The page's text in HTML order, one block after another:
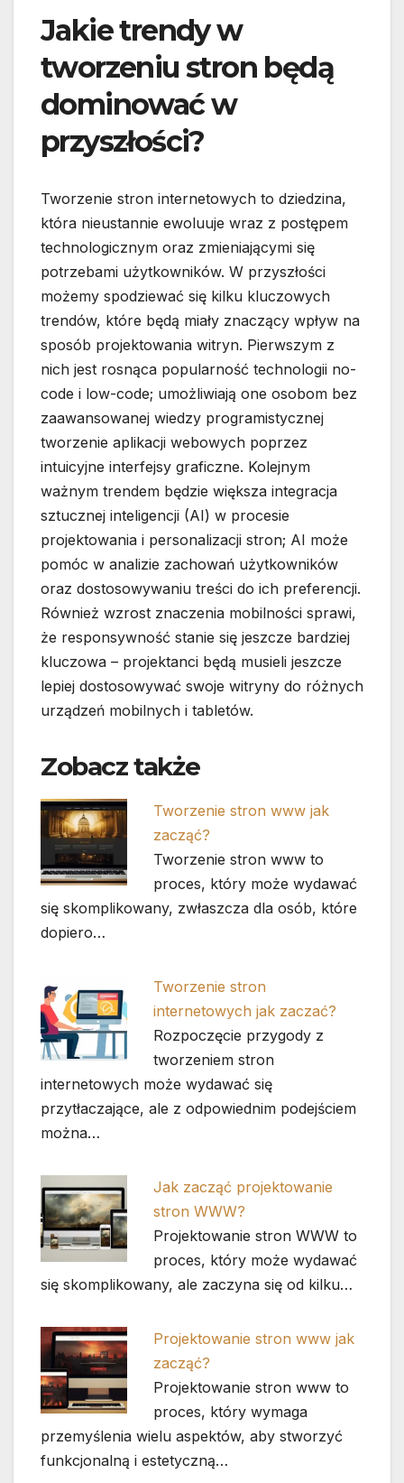
Jakie trendy w
tworzeniu stron będą
dominować w
przyszłości?
Tworzenie stron internetowych to dziedzina,
która nieustannie ewoluuje wraz z postępem
technologicznym oraz zmieniającymi się
potrzebami użytkowników. W przyszłości
możemy spodziewać się kilku kluczowych
trendów, które będą miały znaczący wpływ na
sposób projektowania witryn. Pierwszym z
nich jest rosnąca popularność technologii no-
code i low-code; umożliwiają one osobom bez
zaawansowanej wiedzy programistycznej
tworzenie aplikacji webowych poprzez
intuicyjne interfejsy graficzne. Kolejnym
ważnym trendem będzie większa integracja
sztucznej inteligencji (AI) w procesie
projektowania i personalizacji stron; AI może
pomóc w analizie zachowań użytkowników
oraz dostosowywaniu treści do ich preferencji.
Również wzrost znaczenia mobilności sprawi,
że responsywność stanie się jeszcze bardziej
kluczowa – projektanci będą musieli jeszcze
lepiej dostosowywać swoje witryny do różnych
urządzeń mobilnych i tabletów.
Zobacz także
Tworzenie stron www jak
zacząć?
Tworzenie stron www to
proces, który może wydawać
się skomplikowany, zwłaszcza dla osób, które
dopiero…
Tworzenie stron
internetowych jak zaczać?
Rozpoczęcie przygody z
tworzeniem stron
internetowych może wydawać się
przytłaczające, ale z odpowiednim podejściem
można…
Jak zacząć projektowanie
stron WWW?
Projektowanie stron WWW to
proces, który może wydawać
się skomplikowany, ale zaczyna się od kilku…
Projektowanie stron www jak
zacząć?
Projektowanie stron www to
proces, który wymaga
przemyślenia wielu aspektów, aby stworzyć
funkcjonalną i estetyczną…